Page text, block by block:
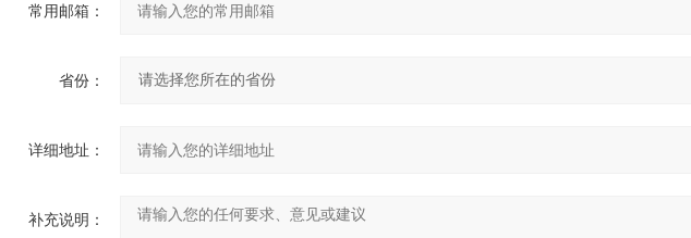
常用邮箱：
省份：
详细地址：
补充说明：